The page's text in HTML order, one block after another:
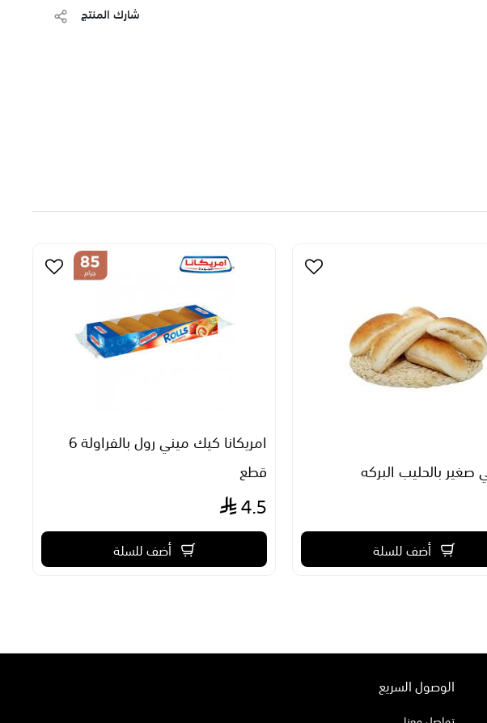
شارك المنتج
بالحليب البركه
أضف للسلة
امريكانا كيك ميني رول بالفراولة 6
قطع
4.5
أضف للسلة
الوصول السريع